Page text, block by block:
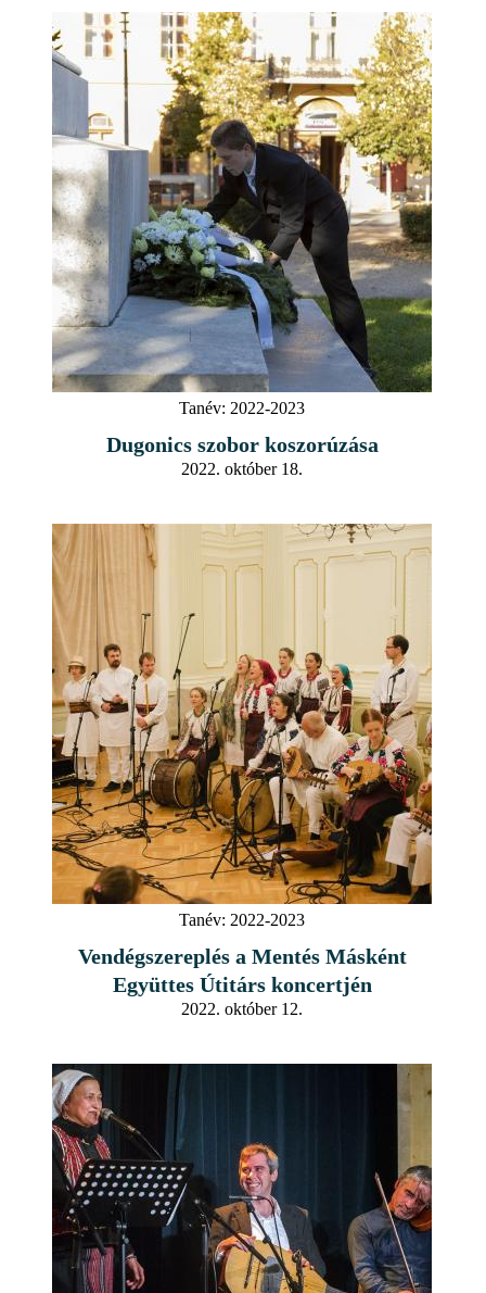
Tanév: 2022-2023
Dugonics szobor koszorúzása
2022. október 18.
Tanév: 2022-2023
Vendégszereplés a Mentés Másként
Együttes Útitárs koncertjén
2022. október 12.